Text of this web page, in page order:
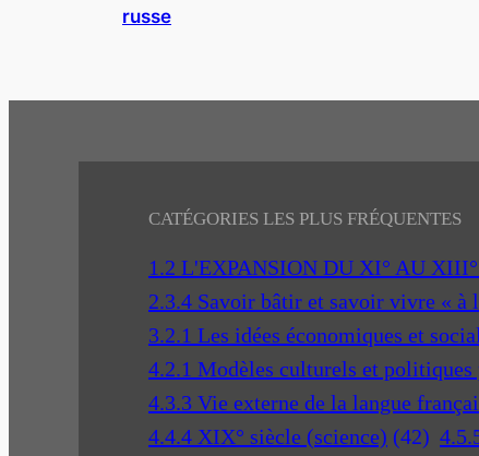
russe
CATÉGORIES LES PLUS FRÉQUENTES
1.2 L'EXPANSION DU XI° AU
2.3.4 Savoir bâtir et savoir vivre « à
3.2.1 Les idées économiques et
4.2.1 Modèles culturels et politiques
4.3.3 Vie externe de la langue
4.4.4 XIX° siècle (science) (42)